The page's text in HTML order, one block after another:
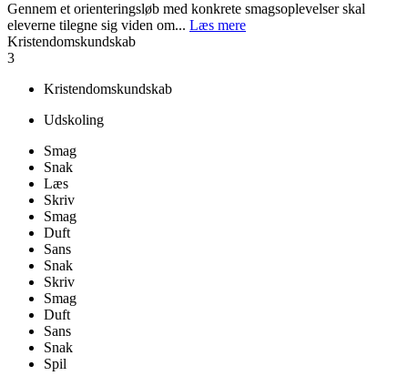
Gennem et orienteringsløb med konkrete smagsoplevelser skal
eleverne tilegne sig viden om... Læs mere
Kristendomskundskab
3
Kristendomskundskab
Udskoling
Smag
Snak
Læs
Skriv
Smag
Duft
Sans
Snak
Skriv
Smag
Duft
Sans
Snak
Spil